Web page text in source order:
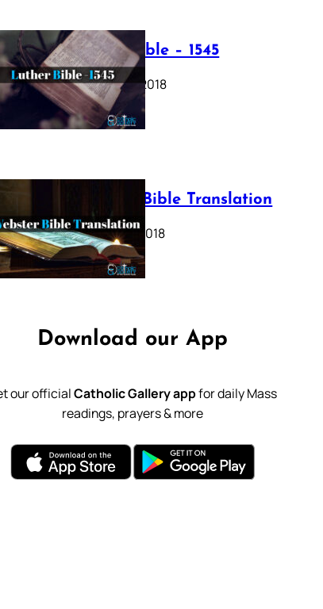
Luther Bible – 1545
October 17, 2018
Webster Bible Translation
October 11, 2018
Download our App
our officialCatholic Gallery appfor daily Mass
readings, prayers & more